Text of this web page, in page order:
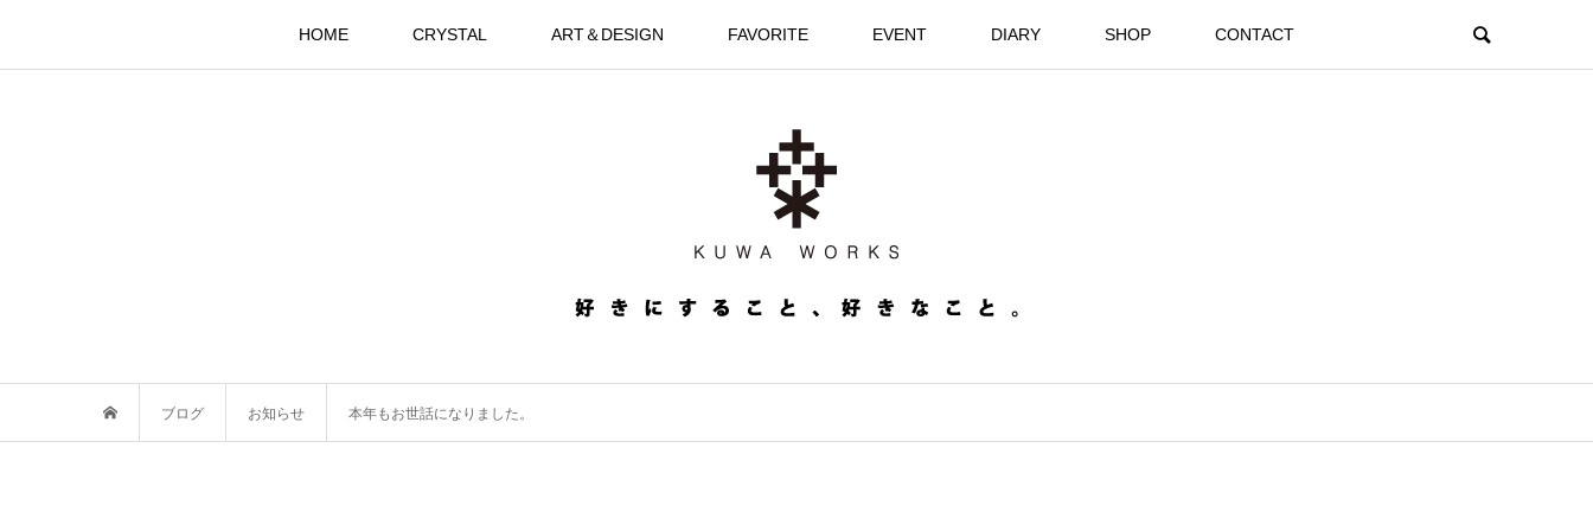
HOME CRYSTAL ART＆DESIGN FAVORITE EVENT DIARY SHOP CONTACT
ブログ お知らせ 本年もお世話になりました。